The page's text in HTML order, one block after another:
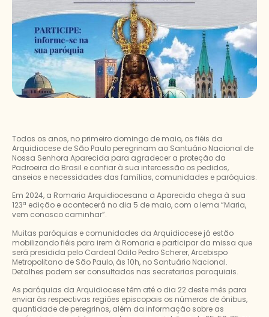
Todos os anos, no primeiro domingo de maio, os fiéis da
Arquidiocese de São Paulo peregrinam ao Santuário Nacional de
Nossa Senhora Aparecida para agradecer a proteção da
Padroeira do Brasil e confiar à sua intercessão os pedidos,
anseios e necessidades das famílias, comunidades e paróquias.
Em 2024, a Romaria Arquidiocesana a Aparecida chega à sua
123ª edição e acontecerá no dia 5 de maio, com o lema “Maria,
vem conosco caminhar”.
Muitas paróquias e comunidades da Arquidiocese já estão
mobilizando fiéis para irem à Romaria e participar da missa que
será presidida pelo Cardeal Odilo Pedro Scherer, Arcebispo
Metropolitano de São Paulo, às 10h, no Santuário Nacional.
Detalhes podem ser consultados nas secretarias paroquiais.
As paróquias da Arquidiocese têm até o dia 22 deste mês para
enviar às respectivas regiões episcopais os números de ônibus,
quantidade de peregrinos, além da informação sobre as